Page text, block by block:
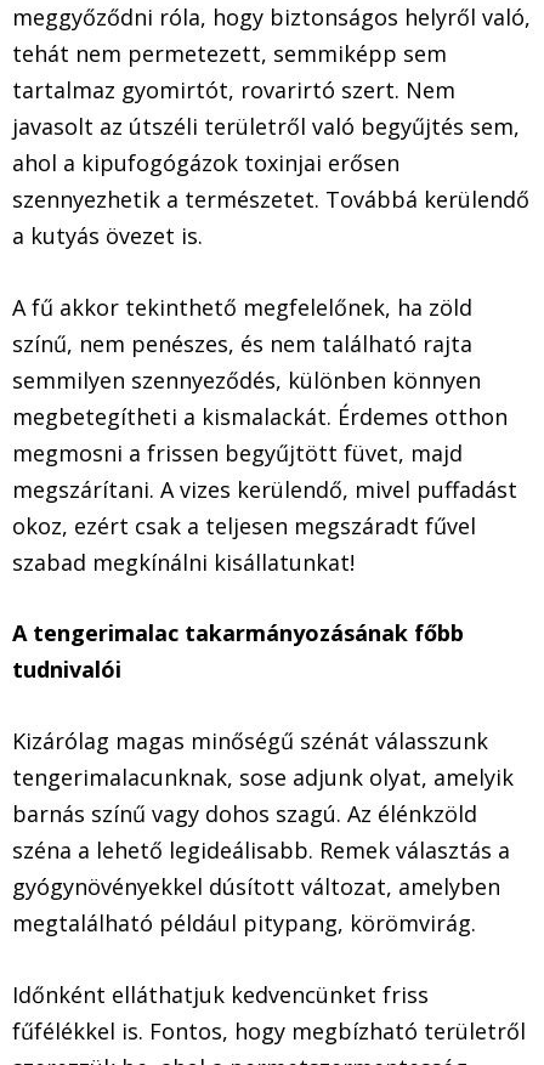
meggyőződni róla, hogy biztonságos helyről való,
tehát nem permetezett, semmiképp sem
tartalmaz gyomirtót, rovarirtó szert. Nem
javasolt az útszéli területről való begyűjtés sem,
ahol a kipufogógázok toxinjai erősen
szennyezhetik a természetet. Továbbá kerülendő
a kutyás övezet is.
A fű akkor tekinthető megfelelőnek, ha zöld
színű, nem penészes, és nem található rajta
semmilyen szennyeződés, különben könnyen
megbetegítheti a kismalackát. Érdemes otthon
megmosni a frissen begyűjtött füvet, majd
megszárítani. A vizes kerülendő, mivel puffadást
okoz, ezért csak a teljesen megszáradt fűvel
szabad megkínálni kisállatunkat!
A tengerimalac takarmányozásának főbb
tudnivalói
Kizárólag magas minőségű szénát válasszunk
tengerimalacunknak, sose adjunk olyat, amelyik
barnás színű vagy dohos szagú. Az élénkzöld
széna a lehető legideálisabb. Remek választás a
gyógynövényekkel dúsított változat, amelyben
megtalálható például pitypang, körömvirág.
Időnként elláthatjuk kedvencünket friss
fűfélékkel is. Fontos, hogy megbízható területről